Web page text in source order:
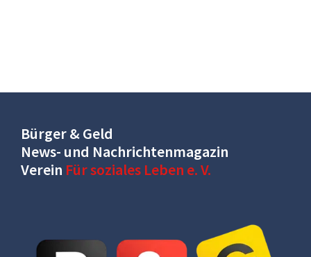
Bürger & Geld
News- und Nachrichtenmagazin
Verein Für soziales Leben e. V.